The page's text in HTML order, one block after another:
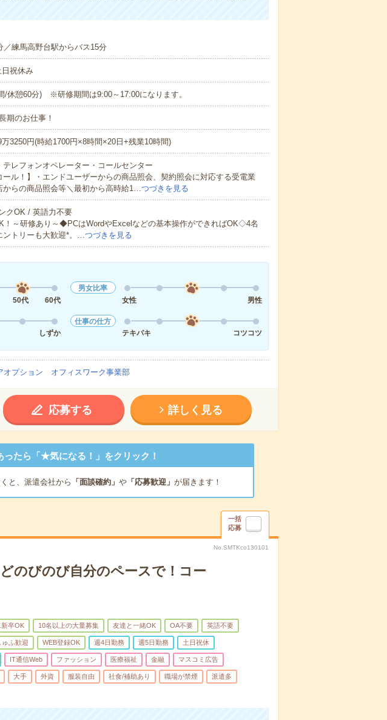
／練馬高野台駅からバス15分
祝休み
/休憩60分) ※研修期間は9:00～17:00になります。
期のお仕事！
3250円(時給1700円×8時間×20日+残業10時間)
テレフォンオペレーター・コールセンター
ール！】・エンドユーザーからの商品照会、契約照会に対応する受電業
からの商品照会等＼最初から高時給1…つづきを見る
クOK / 英語力不要
～研修あり～◆PCはWordやExcelなどの基本操作ができればOK◇4名
ントリーも大歓迎*。…つづきを見る
50代 60代
男女比率
女性
男性
しずか
仕事の仕方
テキパキ
コツコツ
オプション オフィスワーク事業部
応募する 詳しく見る
ったら「★気になる！」をクリック！
と、派遣会社から 「面談確約」 や「応募歓迎」 が届きます！
一括
応募
No.SMTKco130101
のびのび自分のペースで！コー
卒OK 10名以上の大量募集 友達と一緒OK OA不要 英語不要
ゅふ歓迎 WEB登録OK 週4日勤務 週5日勤務 土日祝休
IT通信Web ファッション 医療福祉 金融 マスコミ広告
大手 外資 服装自由 社食/補助あり 職場が禁煙 派遣多